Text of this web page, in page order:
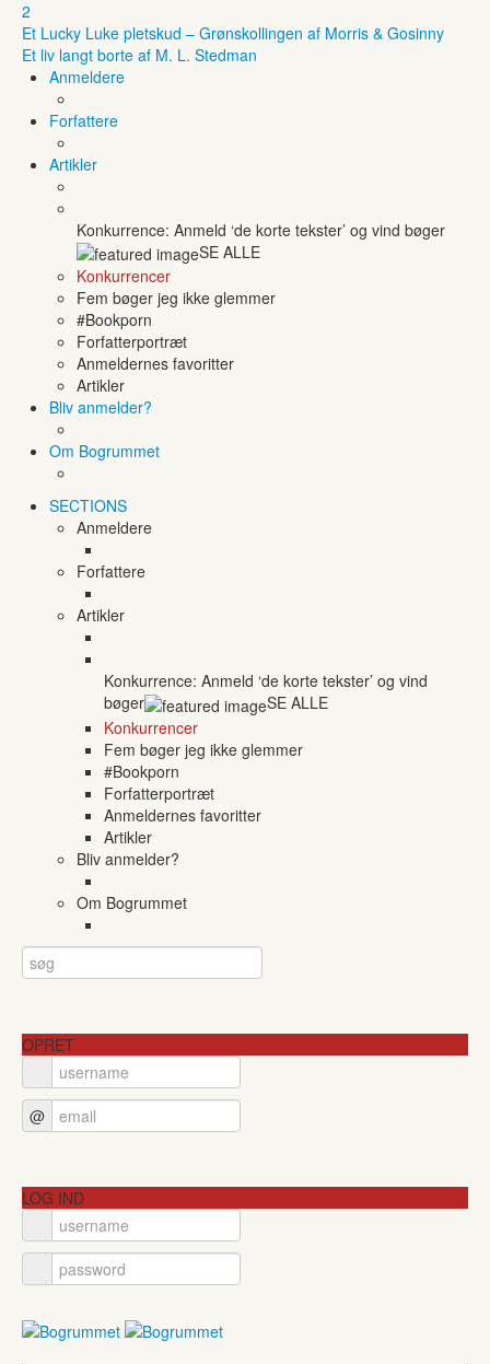
2
Et Lucky Luke pletskud – Grønskollingen af Morris & Gosinny
Et liv langt borte af M. L. Stedman
Anmeldere
Forfattere
Artikler
Konkurrence: Anmeld ‘de korte tekster’ og vind bøger
SE ALLE
Konkurrencer
Fem bøger jeg ikke glemmer
#Bookporn
Forfatterportræt
Anmeldernes favoritter
Artikler
Bliv anmelder?
Om Bogrummet
SECTIONS
Anmeldere
Forfattere
Artikler
Konkurrence: Anmeld ‘de korte tekster’ og vind
bøger
SE ALLE
Konkurrencer
Fem bøger jeg ikke glemmer
#Bookporn
Forfatterportræt
Anmeldernes favoritter
Artikler
Bliv anmelder?
Om Bogrummet
OPRET
@
LOG IND